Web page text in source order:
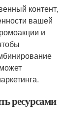
контент,
вашей
и
ресурсами